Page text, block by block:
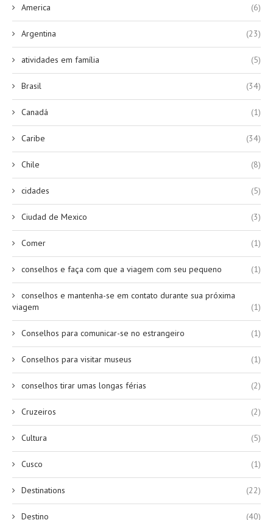
America (6)
Argentina (23)
atividades em família (5)
Brasil (34)
Canadá (1)
Caribe (34)
Chile (8)
cidades (5)
Ciudad de Mexico (3)
Comer (1)
conselhos e faça com que a viagem com seu pequeno (1)
conselhos e mantenha-se em contato durante sua próxima
viagem
(1)
Conselhos para comunicar-se no estrangeiro (1)
Conselhos para visitar museus (1)
conselhos tirar umas longas férias (2)
Cruzeiros (2)
Cultura (5)
Cusco (1)
Destinations (22)
Destino (40)